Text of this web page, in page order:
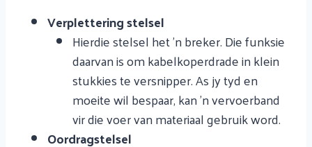
Verplettering stelsel
Hierdie stelsel het 'n breker. Die funksie
daarvan is om kabelkoperdrade in klein
stukkies te versnipper. As jy tyd en
moeite wil bespaar, kan 'n vervoerband
vir die voer van materiaal gebruik word.
Oordragstelsel